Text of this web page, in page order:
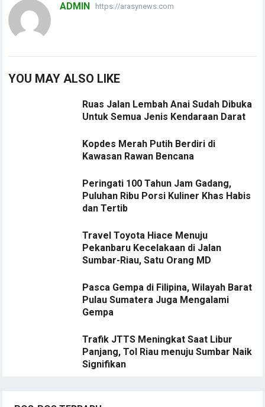
ADMIN https://arasynews.com
YOU MAY ALSO LIKE
Ruas Jalan Lembah Anai Sudah Dibuka
Untuk Semua Jenis Kendaraan Darat
Kopdes Merah Putih Berdiri di
Kawasan Rawan Bencana
Peringati 100 Tahun Jam Gadang,
Puluhan Ribu Porsi Kuliner Khas Habis
dan Tertib
Travel Toyota Hiace Menuju
Pekanbaru Kecelakaan di Jalan
Sumbar-Riau, Satu Orang MD
Pasca Gempa di Filipina, Wilayah Barat
Pulau Sumatera Juga Mengalami
Gempa
Trafik JTTS Meningkat Saat Libur
Panjang, Tol Riau menuju Sumbar Naik
Signifikan